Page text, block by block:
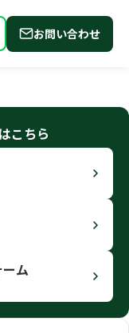
お問い合わせ
こちら
ム